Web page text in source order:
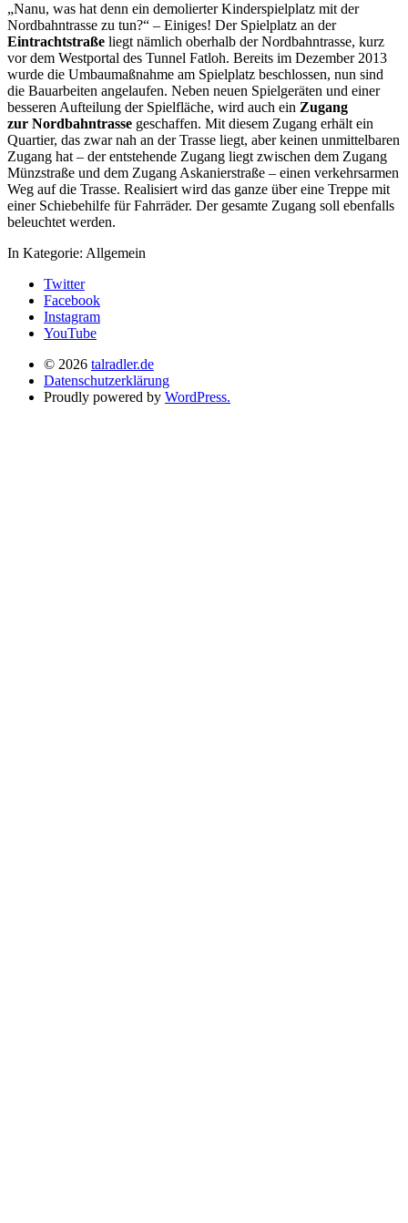
„Nanu, was hat denn ein demolierter Kinderspielplatz mit der
Nordbahntrasse zu tun?“ – Einiges! Der Spielplatz an der
Eintrachtstraße liegt nämlich oberhalb der Nordbahntrasse, kurz
vor dem Westportal des Tunnel Fatloh. Bereits im Dezember 2013
wurde die Umbaumaßnahme am Spielplatz beschlossen, nun sind
die Bauarbeiten angelaufen. Neben neuen Spielgeräten und einer
besseren Aufteilung der Spielfläche, wird auch ein Zugang
zur Nordbahntrasse geschaffen. Mit diesem Zugang erhält ein
Quartier, das zwar nah an der Trasse liegt, aber keinen unmittelbaren
Zugang hat – der entstehende Zugang liegt zwischen dem Zugang
Münzstraße und dem Zugang Askanierstraße – einen verkehrsarmen
Weg auf die Trasse. Realisiert wird das ganze über eine Treppe mit
einer Schiebehilfe für Fahrräder. Der gesamte Zugang soll ebenfalls
beleuchtet werden.
In Kategorie: Allgemein
Twitter
Facebook
Instagram
YouTube
© 2026 talradler.de
Datenschutzerklärung
Proudly powered by WordPress.